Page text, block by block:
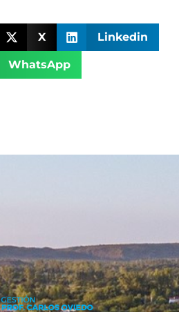
X Linkedin
WhatsApp